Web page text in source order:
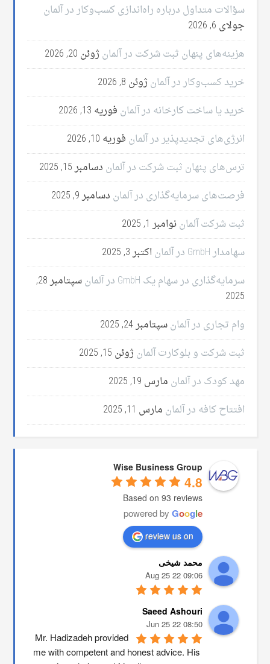
سؤالات متداول درباره راه‌اندازی کسب‌وکار در آلمان
جولای 6, 2026
هزینه‌های پنهان ثبت شرکت در آلمان ژوئن 20, 2026
خرید کسب‌وکار در آلمان ژوئن 8, 2026
خرید یا ساخت کارخانه در آلمان فوریه 13, 2026
انرژی‌های تجدیدپذیر در آلمان فوریه 10, 2026
ترس‌های پنهان ثبت شرکت در آلمان دسامبر 15, 2025
فرصت‌های سرمایه‌گذاری در آلمان دسامبر 9, 2025
ثبت شرکت آلماننوامبر 1, 2025
سهامدار GmbH در آلمان
اکتبر 3, 2025
سرمایه‌گذاری در سهام یک GmbH در آلمان
سپتامبر 28,
2025
وام تجاری در آلمانسپتامبر 24, 2025
ثبت شرکت و بلوکارت آلمان ژوئن 15, 2025
مهد کودک در آلمان مارس 19, 2025
افتتاح کافه در آلمان مارس 11, 2025
Wise Business Group
4.8
Based on 93 reviews
powered by Google
review us on
محمد شیخی
09:06 22 Aug 25
Saeed Ashouri
08:50 22 Jun 25
Mr. Hadizadeh provided
me with competent and honest advice. His